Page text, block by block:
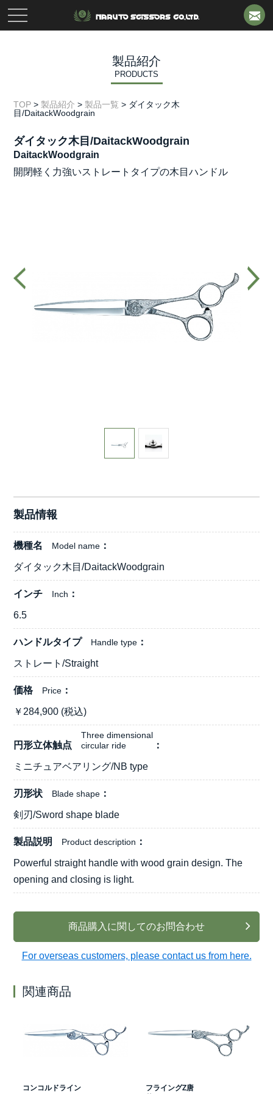
toggle
navigation
製品紹介
PRODUCTS
TOP >製品紹介 >製品一覧 > ダイタック木
目/DaitackWoodgrain
ダイタック木目/DaitackWoodgrain
DaitackWoodgrain
開閉軽く力強いストレートタイプの木目ハンドル
製品情報
機種名 Model name
ダイタック木目/DaitackWoodgrain
インチ Inch
6.5
ハンドルタイプ Handle type
ストレート/Straight
価格 Price
￥ 284,900 (税込)
円形立体触点
Three dimensional
circular ride
ミニチュアベアリング/NB type
刃形状 Blade shape
剣刃/Sword shape blade
製品説明 Product description
Powerful straight handle with wood grain design. The
opening and closing is light.
商品購入に関してのお問合わせ
For overseas customers, please contact us from here.
関連商品
コンコルドライン
フライングZ唐